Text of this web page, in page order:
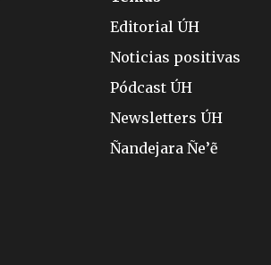
Editorial ÚH
Noticias positivas
Pódcast ÚH
Newsletters ÚH
Ñandejara Ñe’ẽ